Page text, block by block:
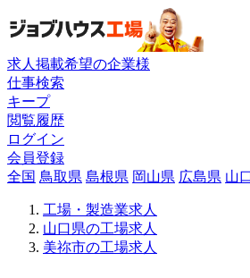
求人掲載希望の企業様
仕事検索
キープ
閲覧履歴
ログイン
会員登録
全国 鳥取県 島根県 岡山県 広島県 山
工場・製造業求人
山口県の工場求人
美祢市の工場求人